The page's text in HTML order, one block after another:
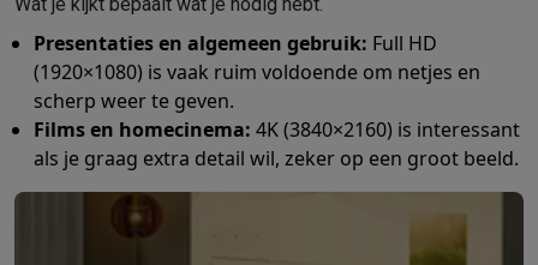
Presentaties en algemeen gebruik: Full HD
(1920×1080) is vaak ruim voldoende om netjes en
scherp weer te geven.
Films en homecinema: 4K (3840×2160) is interessant
als je graag extra detail wil, zeker op een groot beeld.